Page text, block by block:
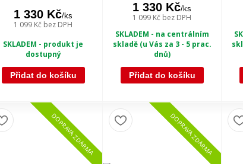
1 330 Kč/ks
1 099 Kč bez DPH
SKLADEM - produkt je
dostupný
Přidat do košíku
1 330 Kč/ks
1 099 Kč bez DPH
SKLADEM - na centrálním
skladě (u Vás za 3 - 5 prac.
dnů)
Přidat do košíku
DOPRAVA ZDARMA DOPRAVA ZDARMA